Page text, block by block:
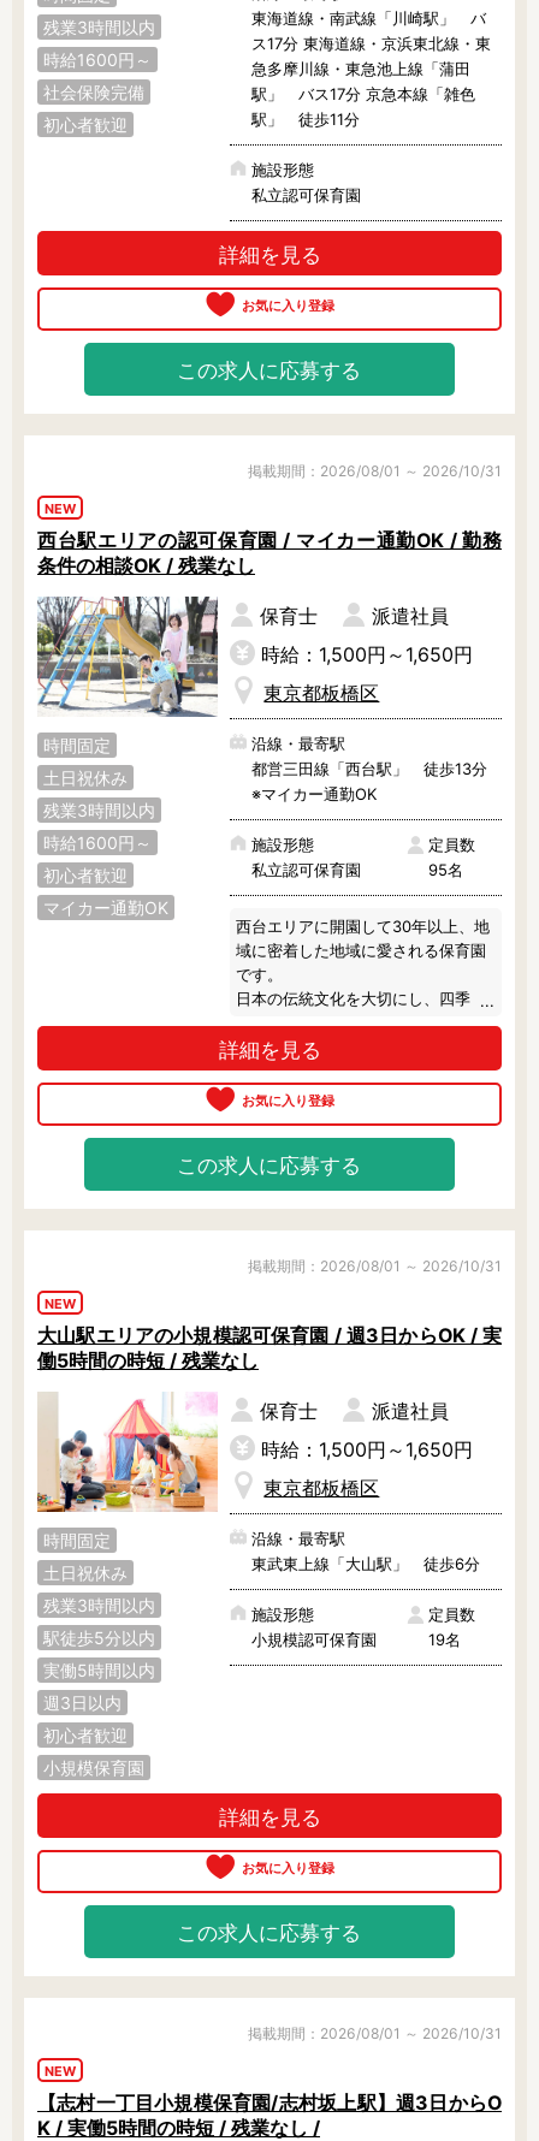
残業3時間以内
時給1600円～
社会保険完備
初心者歓迎
東海道線・南武線「川崎駅」 バ
ス17分 東海道線・京浜東北線・東
急多摩川線・東急池上線「蒲田
駅」 バス17分 京急本線「雑色
駅」 徒歩11分
施設形態
私立認可保育園
詳細を見る
この求人に応募する
掲載期間：2026/08/01 ～ 2026/10/31
NEW
西台駅エリアの認可保育園 / マイカー通勤OK / 勤務
条件の相談OK / 残業なし
時間固定
土日祝休み
残業3時間以内
時給1600円～
初心者歓迎
マイカー通勤OK
保育士
派遣社員
時給：1,500円～1,650円
東京都板橋区
沿線・最寄駅
都営三田線「西台駅」 徒歩13分
※マイカー通勤OK
施設形態
私立認可保育園
定員数
95名
西台エリアに開園して30年以上、地
域に密着した地域に愛される保育園
です。
日本の伝統文化を大切にし、四季
折々の環境の中で子どもたちの成長
を第一に考えた保育をおこなってい
ます。
保育園を「施設」ではなく、ひとつ
あいあいと保育をしていますので、
安心してご就業いただける環境で
す。
職員を大切にしており、人間関係も
園です。
詳細を見る
この求人に応募する
掲載期間：2026/08/01 ～ 2026/10/31
NEW
大山駅エリアの小規模認可保育園 / 週3日からOK / 実
働5時間の時短 / 残業なし
時間固定
土日祝休み
残業3時間以内
駅徒歩5分以内
実働5時間以内
週3日以内
初心者歓迎
小規模保育園
保育士
派遣社員
時給：1,500円～1,650円
東京都板橋区
沿線・最寄駅
東武東上線「大山駅」 徒歩6分
施設形態
小規模認可保育園
定員数
19名
詳細を見る
この求人に応募する
掲載期間：2026/08/01 ～ 2026/10/31
NEW
【志村一丁目小規模保育園/志村坂上駅】週3日からO
K / 実働5時間の時短 / 残業なし /